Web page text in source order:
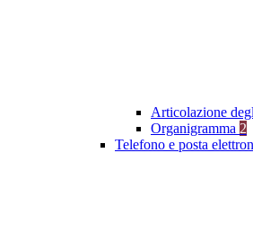
Articolazione
Organigramma 2
Telefono e posta